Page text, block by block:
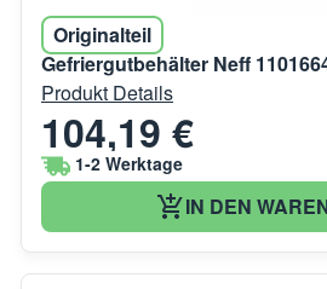
Originalteil
Gefriergutbehälter Neff
Produkt Details
104,19 €
1-2 Werktage
IN DEN